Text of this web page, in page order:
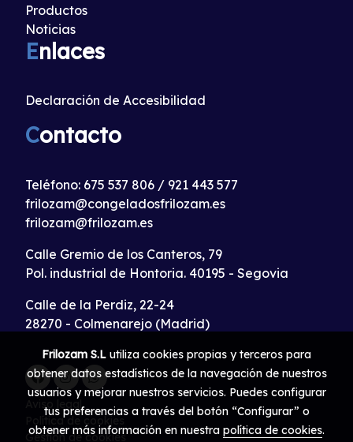
Productos
Noticias
Enlaces
Declaración de Accesibilidad
Contacto
Teléfono: 675 537 806 / 921 443 577
frilozam@congeladosfrilozam.es
frilozam@frilozam.es
Calle Gremio de los Canteros, 79
Pol. industrial de Hontoria. 40195 - Segovia
Calle de la Perdiz, 22-24
28270 - Colmenarejo (Madrid)
Aviso legal
Política de cookies
Gestión de cookies
Frilozam S.L utiliza cookies propias y terceros para
obtener datos estadísticos de la navegación de nuestros
usuarios y mejorar nuestros servicios. Puedes configurar
tus preferencias a través del botón “Configurar” o
obtener más información en nuestra política de cookies.